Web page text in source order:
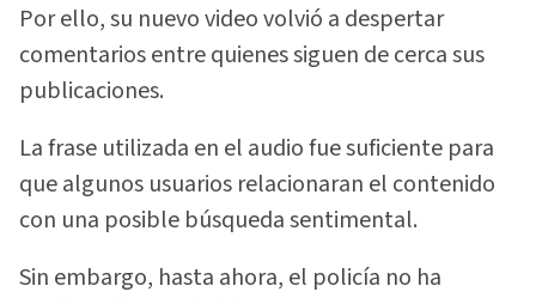
Por ello, su nuevo video volvió a despertar
comentarios entre quienes siguen de cerca sus
publicaciones.
La frase utilizada en el audio fue suficiente para
que algunos usuarios relacionaran el contenido
con una posible búsqueda sentimental.
Sin embargo, hasta ahora, el policía no ha